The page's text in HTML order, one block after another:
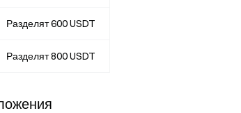
Разделят 600 USDT
Разделят 800 USDT